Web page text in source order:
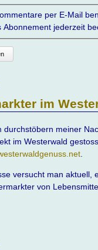
per E-Mail
Abonnement jederzeit
im
durchstöbern meiner
im Westerwald
.
versucht man aktuell,
von